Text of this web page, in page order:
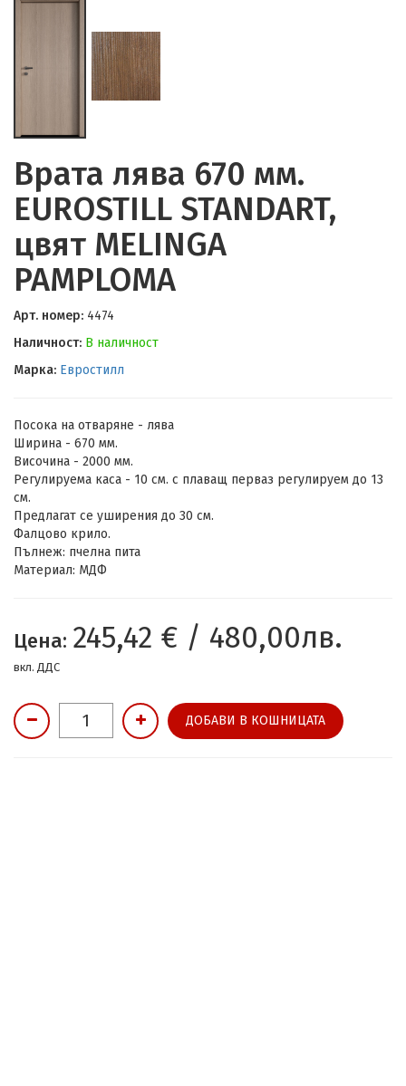
Врата лява 670 мм.
EUROSTILL STANDART,
цвят MELINGA
PAMPLOMA
Арт. номер: 4474
Наличност: В наличност
Марка: Евростилл
Посока на отваряне - лява
Ширина - 670 мм.
Височина - 2000 мм.
Регулируема каса - 10 см. с плаващ перваз регулируем до 13
см.
Предлагат се уширения до 30 см.
Фалцово крило.
Пълнеж: пчелна пита
Материал: МДФ
Цена: 245,42 € / 480,00лв.
вкл. ДДС
ДОБАВИ В КОШНИЦАТА